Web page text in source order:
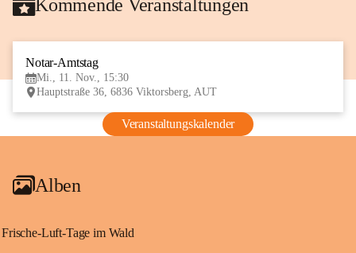
Kommende Veranstaltungen
Notar-Amtstag
Mi., 11. Nov., 15:30
Hauptstraße 36, 6836 Viktorsberg, AUT
Veranstaltungskalender
Alben
Frische-Luft-Tage im Wald